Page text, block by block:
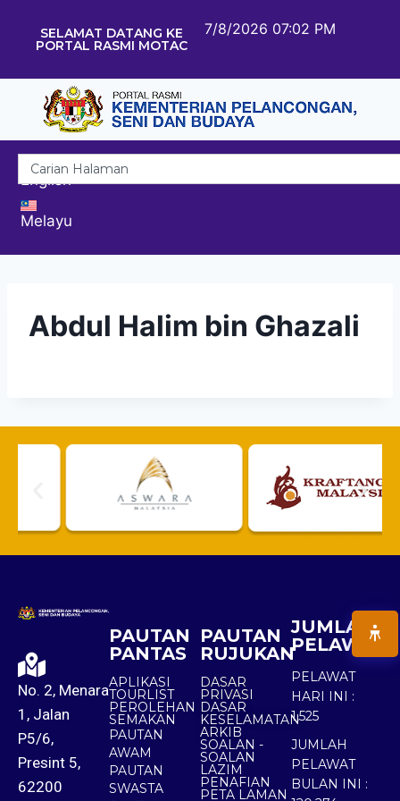
SELAMAT DATANG KE
PORTAL RASMI MOTAC
7/8/2026 07:02 PM
English
Melayu
Abdul Halim bin Ghazali
No. 2, Menara
1, Jalan
P5/6,
Presint 5,
62200
PAUTAN
PANTAS
APLIKASI
TOURLIST
PEROLEHAN
SEMAKAN
PAUTAN
AWAM
PAUTAN
SWASTA
PAUTAN
RUJUKAN
DASAR
PRIVASI
DASAR
KESELAMATAN
ARKIB
SOALAN -
SOALAN
LAZIM
PENAFIAN
PETA LAMAN
JUMLAH
PELAWAT
PELAWAT
HARI INI :
1,525
JUMLAH
PELAWAT
BULAN INI :